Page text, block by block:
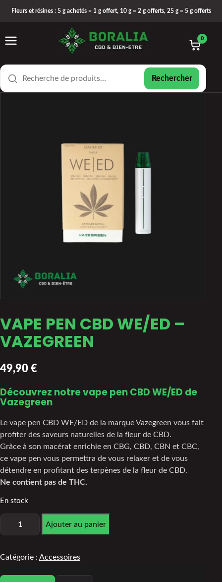
Fleurs et résines : 5 g achetés = 1 g offert, 10 g = 2 g offerts, 25 g = 5 g offerts
Rechercher
0
VAPE PEN CBD WE/ED –
VAZEGREEN
49,90 €
Découvrez notre vape pen CBD WE/ED de
Vazegreen
Le vape pen CBD WE/ED de la marque Vazegreen vous fait
profiter des saveurs naturelles de la fleur de CBD.
Grâce à son macérat enrichie en CBG, CBD, CBN et CBC,
ce vape pen vous permettra de vous relaxer et de vous
détendre en profitant des terpènes de la fleur de CBD.
Ne contient pas de THC.
En stock
Ajouter au panier
Catégorie : Accessoires